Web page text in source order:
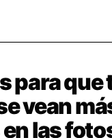
para que
vean
las